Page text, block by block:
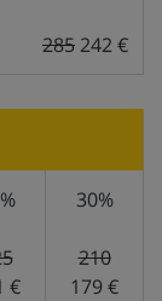
285242 €
30%
€
210
179 €